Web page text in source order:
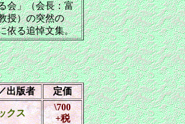
会」（会長：富
授）の突然の
依る追悼文集。
出版者
定価
クス
\700
+税